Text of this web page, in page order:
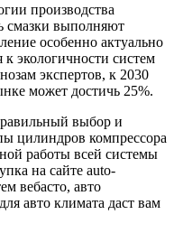
производства
смазки выполняют
особенно актуально
к экологичности систем
экспертов, к 2030
может достичь 25%.
выбор и
цилиндров компрессора
работы всей системы
на сайте auto-
вебасто, авто
авто климата даст вам